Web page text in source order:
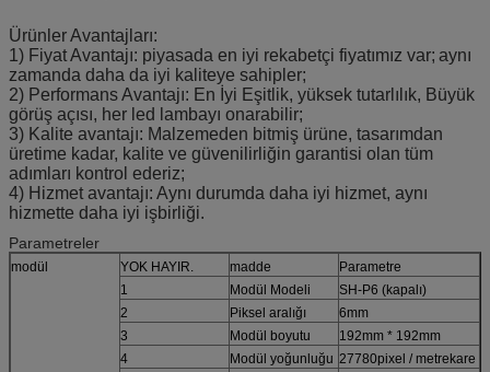
Ürünler Avantajları:
1) Fiyat Avantajı: piyasada en iyi rekabetçi fiyatımız var; aynı
zamanda daha da iyi kaliteye sahipler;
2) Performans Avantajı: En İyi Eşitlik, yüksek tutarlılık, Büyük
görüş açısı, her led lambayı onarabilir;
3) Kalite avantajı: Malzemeden bitmiş ürüne, tasarımdan
üretime kadar, kalite ve güvenilirliğin garantisi olan tüm
adımları kontrol ederiz;
4) Hizmet avantajı: Aynı durumda daha iyi hizmet, aynı
hizmette daha iyi işbirliği.
Parametreler
modül YOK HAYIR. madde
Parametre
1
Modül Modeli
SH-P6 (kapalı)
2
Piksel aralığı
6mm
3
Modül boyutu
192mm * 192mm
4
Modül yoğunluğu 27780pixel / metrekare